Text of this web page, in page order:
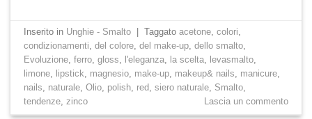
Inserito in Unghie - Smalto Taggatoacetone ,colori
condizionamenti ,del colore ,del make-up ,dello smalto
Evoluzione ,ferro ,gloss l'eleganza la scelta levasmalto
limone
lipstick magnesio make-up makeup& nails manicure
nails
naturale ,Olio polish red ,siero naturale Smalto
tendenze ,zinco Lascia un commento